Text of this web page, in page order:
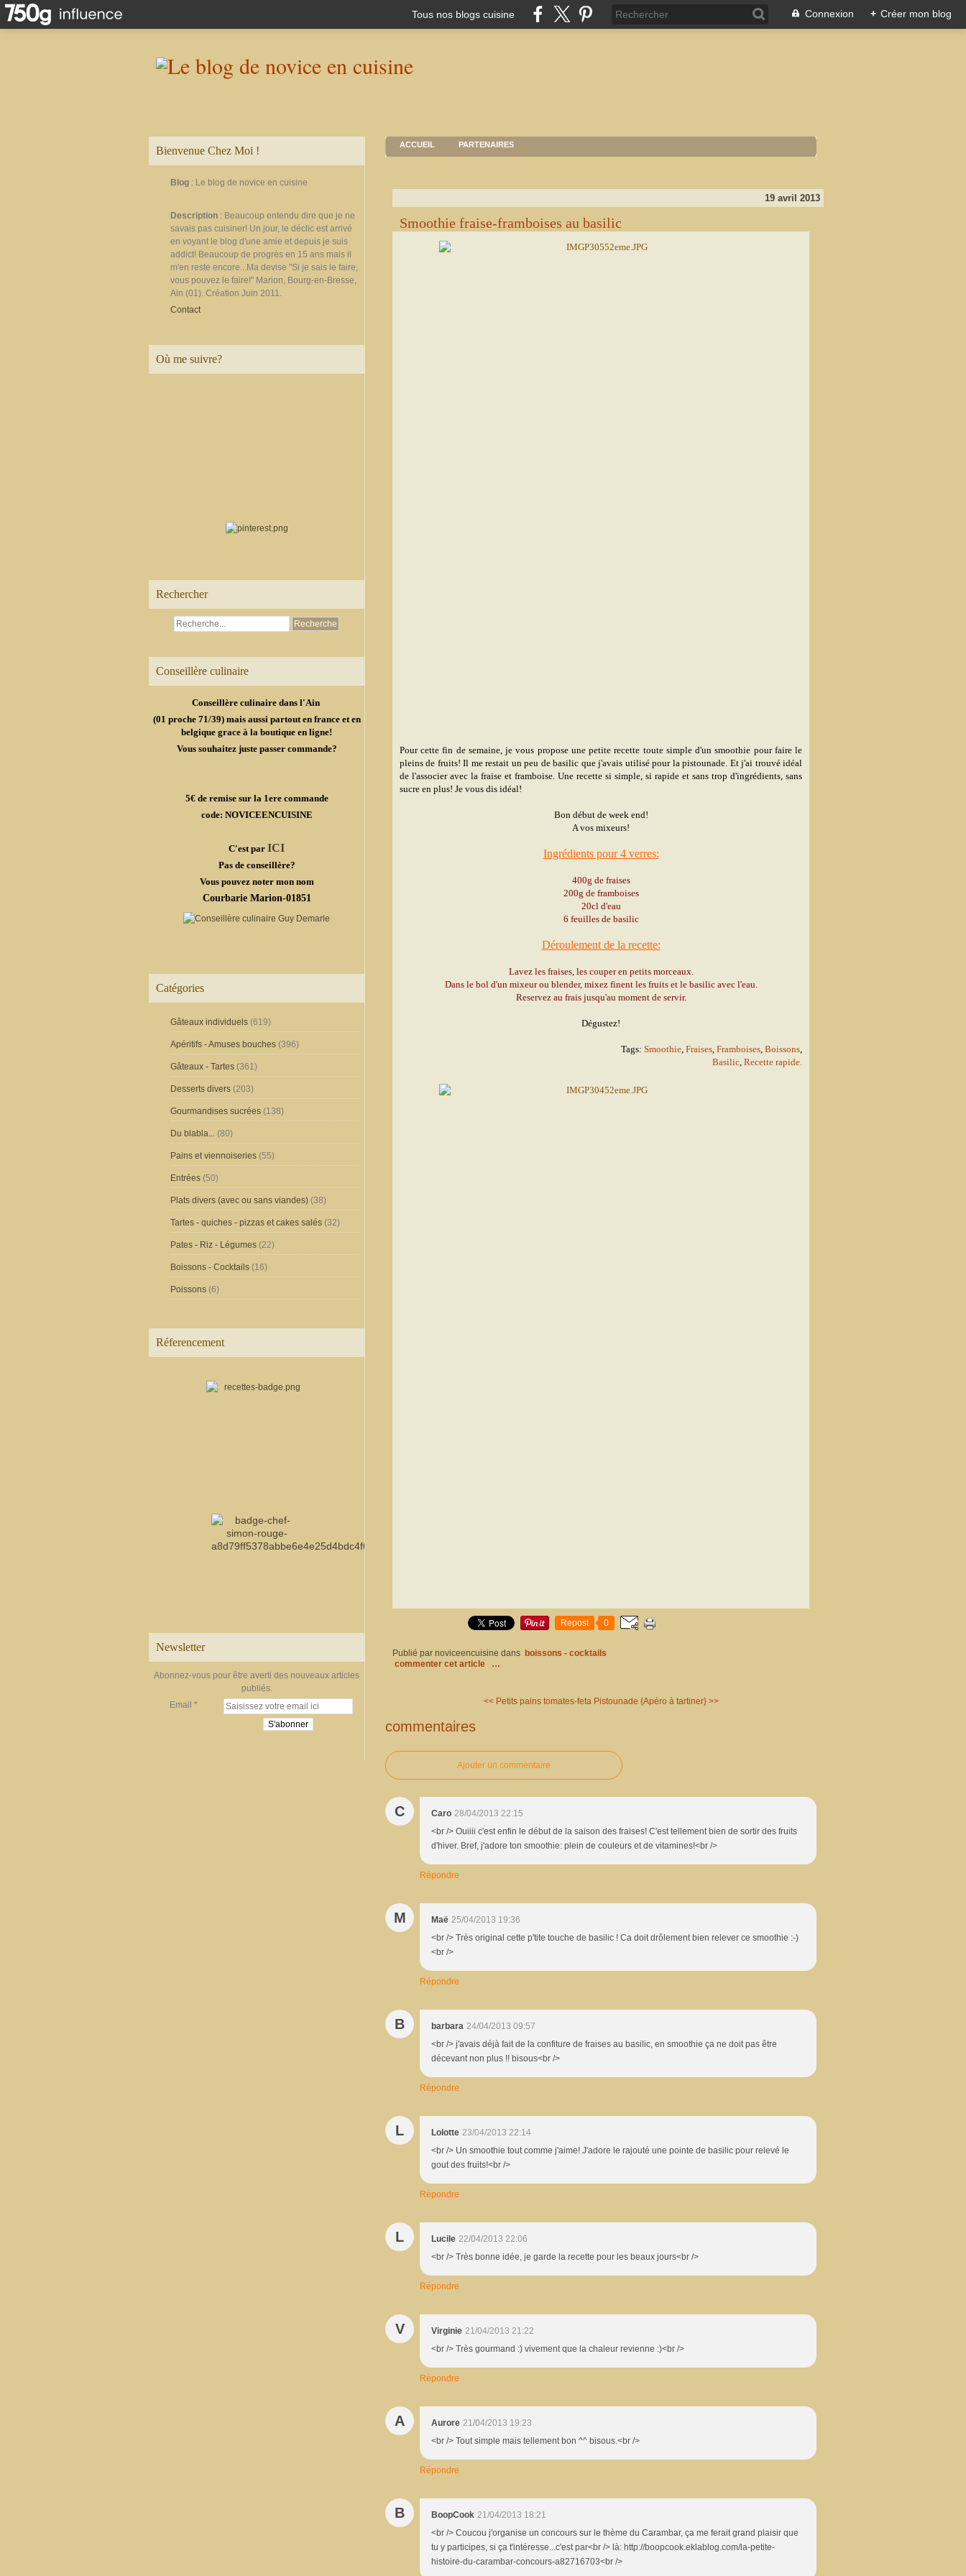
Tous nos blogs cuisine Connexion + Créer mon blog
Bienvenue Chez Moi !
Blog : Le blog de novice en cuisine
Description : Beaucoup entendu dire que je ne
savais pas cuisiner! Un jour, le déclic est arrivé
en voyant le blog d'une amie et depuis je suis
addict! Beaucoup de progrès en 15 ans mais il
m'en reste encore...Ma devise "Si je sais le faire,
vous pouvez le faire!" Marion, Bourg-en-Bresse,
Ain (01). Création Juin 2011.
Contact
Où me suivre?
Rechercher
Conseillère culinaire
Conseillère culinaire dans l'Ain
(01 proche 71/39) mais aussi partout en france et en
belgique grace à la boutique en ligne!
Vous souhaitez juste passer commande?
5€ de remise sur la 1ere commande
code: NOVICEENCUISINE
C'est par ICI
Pas de conseillère?
Vous pouvez noter mon nom
Courbarie Marion-01851
Catégories
Gâteaux individuels (619)
Apéritifs - Amuses bouches (396)
Gâteaux - Tartes (361)
Desserts divers (203)
Gourmandises sucrées (138)
Du blabla... (80)
Pains et viennoiseries (55)
Entrées (50)
Plats divers (avec ou sans viandes) (38)
Tartes - quiches - pizzas et cakes salés (32)
Pates - Riz - Légumes (22)
Boissons - Cocktails (16)
Poissons (6)
Réferencement
Newsletter
Abonnez-vous pour être averti des nouveaux articles
publiés.
Email
ACCUEIL PARTENAIRES
19 avril 2013
Smoothie fraise-framboises au basilic
Pour cette fin de semaine, je vous propose une petite recette toute simple d'un smoothie pour faire le
pleins de fruits! Il me restait un peu de basilic que j'avais utilisé pour la pistounade. Et j'ai trouvé idéal
de l'associer avec la fraise et framboise. Une recette si simple, si rapide et sans trop d'ingrédients, sans
sucre en plus! Je vous dis idéal!
Bon début de week end!
A vos mixeurs!
Ingrédients pour 4 verres:
400g de fraises
200g de framboises
20cl d'eau
6 feuilles de basilic
Déroulement de la recette:
Lavez les fraises, les couper en petits morceaux.
Dans le bol d'un mixeur ou blender, mixez finent les fruits et le basilic avec l'eau.
Reservez au frais jusqu'au moment de servir.
Dégustez!
Tags: Smoothie, Fraises, Framboises, Boissons,
Basilic, Recette rapide.
Repost 0
Publié par noviceencuisine dans boissons - cocktails
commenter cet article
…
<< Petits pains tomates-feta Pistounade {Apéro à tartiner} >>
commentaires
Ajouter un commentaire
C Caro 28/04/2013 22:15
<br /> Ouiiii c'est enfin le début de la saison des fraises! C'est tellement bien de sortir des fruits
d'hiver. Bref, j'adore ton smoothie: plein de couleurs et de vitamines!<br />
Répondre
M Maë 25/04/2013 19:36
<br /> Très original cette p'tite touche de basilic ! Ca doit drôlement bien relever ce smoothie :-)
<br />
Répondre
B barbara 24/04/2013 09:57
<br /> j'avais déjà fait de la confiture de fraises au basilic, en smoothie ça ne doit pas être
décevant non plus !! bisous<br />
Répondre
L Lolotte 23/04/2013 22:14
<br /> Un smoothie tout comme j'aime! J'adore le rajouté une pointe de basilic pour relevé le
gout des fruits!<br />
Répondre
L Lucile 22/04/2013 22:06
<br /> Très bonne idée, je garde la recette pour les beaux jours<br />
Répondre
V Virginie 21/04/2013 21:22
<br /> Très gourmand :) vivement que la chaleur revienne :)<br />
Répondre
A Aurore 21/04/2013 19:23
<br /> Tout simple mais tellement bon ^^ bisous.<br />
Répondre
B BoopCook 21/04/2013 18:21
<br /> Coucou j'organise un concours sur le thème du Carambar, ça me ferait grand plaisir que
tu y participes, si ça t'intéresse...c'est par<br /> là: http://boopcook.eklablog.com/la-petite-
histoire-du-carambar-concours-a82716703<br />